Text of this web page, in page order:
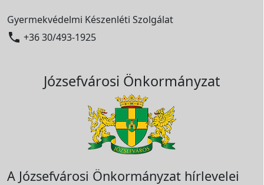
Gyermekvédelmi Készenléti Szolgálat
 +36 30/493-1925
Józsefvárosi Önkormányzat
A Józsefvárosi Önkormányzat hírlevelei